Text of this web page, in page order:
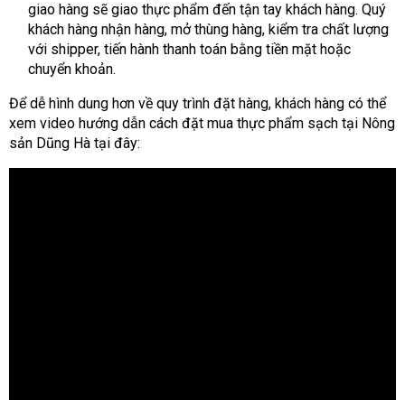
giao hàng sẽ giao thực phẩm đến tận tay khách hàng. Quý
khách hàng nhận hàng, mở thùng hàng, kiểm tra chất lượng
với shipper, tiến hành thanh toán bằng tiền mặt hoặc
chuyển khoản.
Để dễ hình dung hơn về quy trình đặt hàng, khách hàng có thể
xem video hướng dẫn cách đặt mua thực phẩm sạch tại Nông
sản Dũng Hà tại đây: